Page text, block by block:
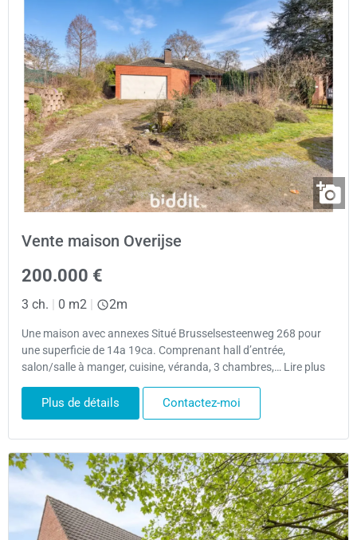
Vente maison Overijse
200.000 €
3 ch. | 0 m2 | 2m
Une maison avec annexes Situé Brusselsesteenweg 268 pour
une superficie de 14a 19ca. Comprenant hall d’entrée,
salon/salle à manger, cuisine, véranda, 3 chambres,… Lire plus
Plus de détails Contactez-moi